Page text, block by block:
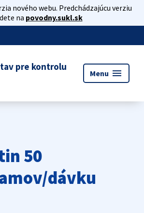
nového webu. Predchádzajúcu verziu
na povodny.sukl.sk
pre kontrolu
Menu menu
50
dávku